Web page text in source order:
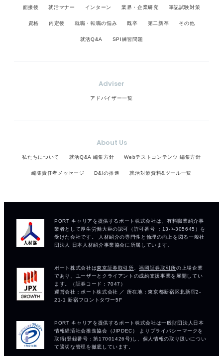
面接後 就活マナー インターン 業界・企業研究 筆記試験対策
資格 内定後 就職・転職の悩み 既卒 第二新卒 その他
就活Q&A SPI練習問題
Adviser
アドバイザー一覧
About Us
私たちについて 就活Q&A 編集方針 Webテストコンテンツ 編集方針
編集責任者メッセージ D&Iの推進 就活対策資料&ツール一覧